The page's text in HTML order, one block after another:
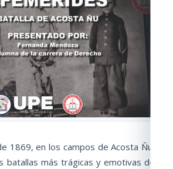
1869, en los campos de Acosta Ñu,
batallas más trágicas y emotivas de